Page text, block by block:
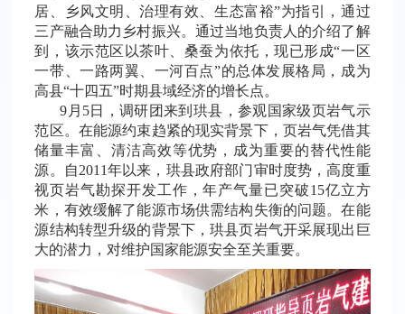
居、乡风文明、治理有效、生态富裕”为指引，通过
三产融合助力乡村振兴。通过当地负责人的介绍了解
到，该示范区以茶叶、桑蚕为依托，现已形成“一区
一带、一路两翼、一河百点”的总体发展格局，成为
高县“十四五”时期县域经济的增长点。
9 月 5日，调研团来到珙县，参观国家级页岩气示
范区。在能源约束趋紧的现实背景下，页岩气凭借其
储量丰富、清洁高效等优势，成为重要的替代性能
源。自2011年以来，珙县政府部门审时度势，高度重
视页岩气勘探开发工作，年产气量已突破15亿立方
米，有效缓解了能源市场供需结构失衡的问题。在能
源结构转型升级的背景下，珙县页岩气开采展现出巨
大的潜力，对维护国家能源安全至关重要。